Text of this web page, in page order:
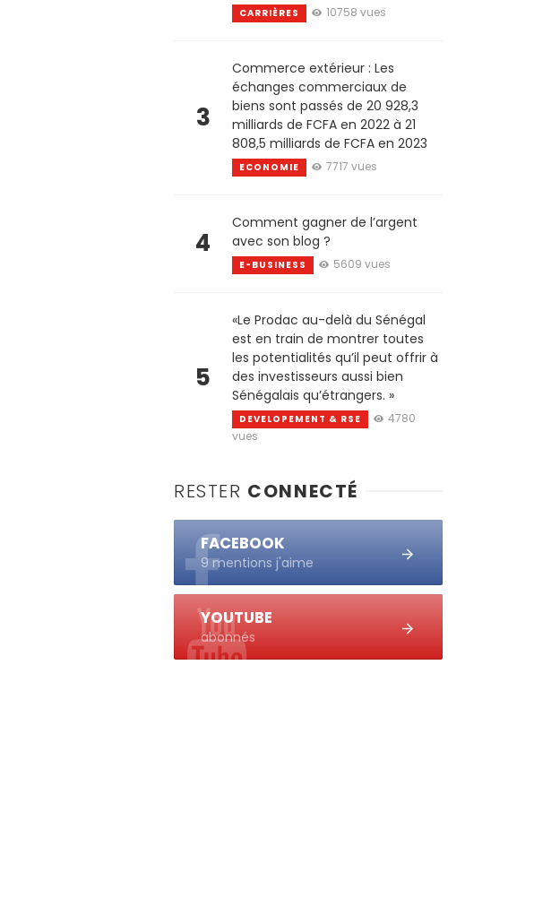
CARRIÈRES 10758 vues
3
Commerce extérieur : Les
échanges commerciaux de
biens sont passés de 20 928,3
milliards de FCFA en 2022 à 21
808,5 milliards de FCFA en 2023
ECONOMIE 7717 vues
4
Comment gagner de l’argent
avec son blog ?
E-BUSINESS 5609 vues
5
«Le Prodac au-delà du Sénégal
est en train de montrer toutes
les potentialités qu’il peut offrir à
des investisseurs aussi bien
Sénégalais qu’étrangers. »
DEVELOPEMENT & RSE
4780
vues
RESTER CONNECTÉ
FACEBOOK
9 mentions j'aime
YOUTUBE
abonnés